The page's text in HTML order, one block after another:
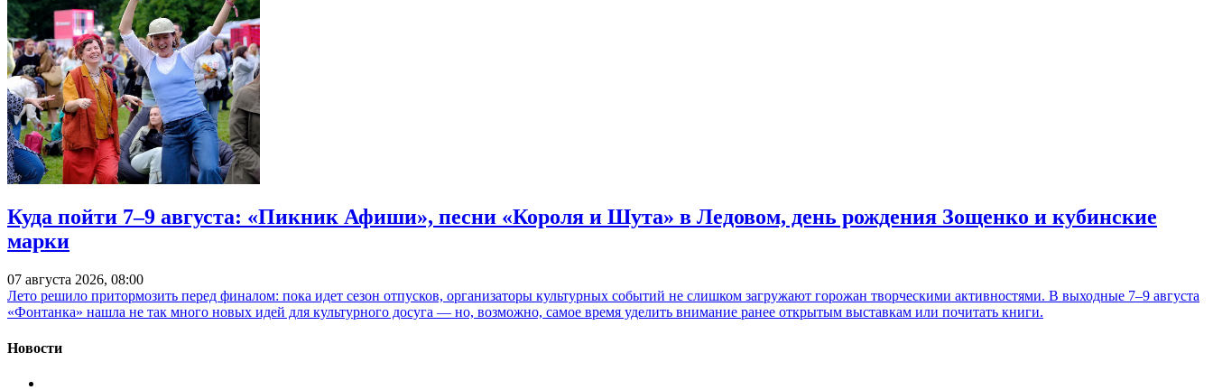
Куда пойти 7–9 августа: «Пикник Афиши», песни «Короля и Шута» в Ледовом, день рождения Зощенко и кубинские
марки
07 августа 2026, 08:00
Лето решило притормозить перед финалом: пока идет сезон отпусков, организаторы культурных событий не слишком загружают горожан творческими активностями. В выходные 7–9 августа
«Фонтанка» нашла не так много новых идей для культурного досуга — но, возможно, самое время уделить внимание ранее открытым выставкам или почитать книги.
Новости